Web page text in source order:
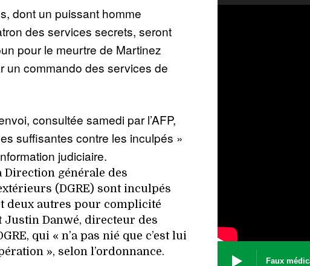
dont un puissant homme
des services secrets, seront
pour le meurtre de Martinez
un commando des services de
consultée samedi par l’AFP,
suffisantes contre les inculpés »
judiciaire.
Direction générale des
(DGRE) sont inculpés
deux autres pour complicité
Justin Danwé, directeur des
qui « n’a pas nié que c’est lui
», selon l’ordonnance.
Faux